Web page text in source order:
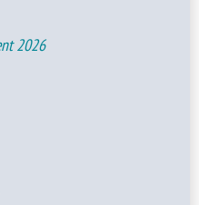
2026